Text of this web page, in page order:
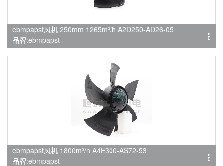
ebmpapst风机 250mm 1265m³/h A2D250-AD26-05
品牌:ebmpapst
ebmpapst风机 1800m³/h A4E300-AS72-53
品牌:ebmpapst